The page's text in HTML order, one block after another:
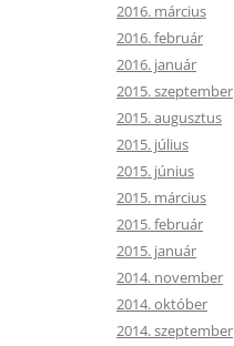
2016. március
2016. február
2016. január
2015. szeptember
2015. augusztus
2015. július
2015. június
2015. március
2015. február
2015. január
2014. november
2014. október
2014. szeptember